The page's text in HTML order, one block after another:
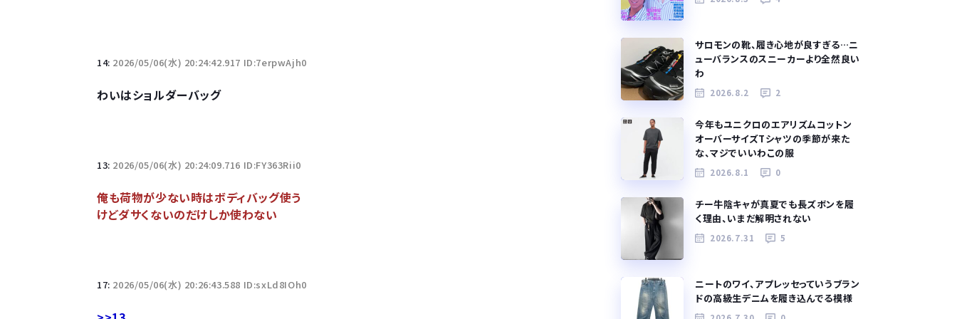
14: 2026/05/06(水) 20:24:42.917 ID:7erpwAjh0
わいはショルダーバッグ
13: 2026/05/06(水) 20:24:09.716 ID:FY363Rii0
俺も荷物が少ない時はボディバッグ使う
けどダサくないのだけしか使わない
17: 2026/05/06(水) 20:26:43.588 ID:sxLd8IOh0
サロモンの靴、履き心地が良すぎる…ニ
ューバランスのスニーカーより全然良い
わ
2026.8.2 2
今年もユニクロのエアリズムコットン
オーバーサイズTシャツの季節が来た
な、マジでいいわこの服
2026.8.1 0
チー牛陰キャが真夏でも長ズボンを履
く理由、いまだ解明されない
2026.7.31 5
ニートのワイ、アプレッセっていうブラン
ドの高級生デニムを履き込んでる模様